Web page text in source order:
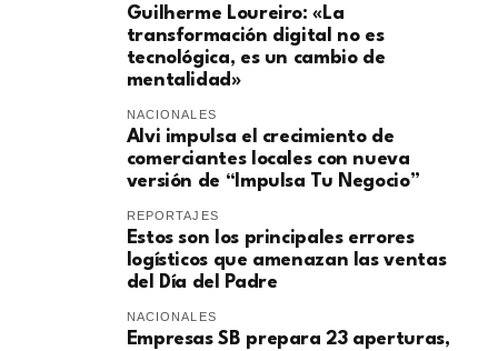
Guilherme Loureiro: «La
transformación digital no es
tecnológica, es un cambio de
mentalidad»
NACIONALES
Alvi impulsa el crecimiento de
comerciantes locales con nueva
versión de “Impulsa Tu Negocio”
REPORTAJES
Estos son los principales errores
logísticos que amenazan las ventas
del Día del Padre
NACIONALES
Empresas SB prepara 23 aperturas,